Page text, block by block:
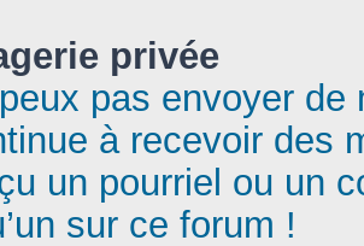
privée
pas envoyer de
à recevoir des
un pourriel ou un
sur ce forum !